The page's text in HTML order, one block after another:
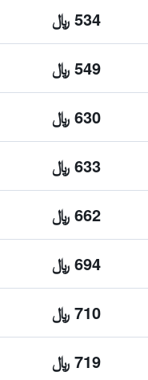
534 ﷼
549 ﷼
630 ﷼
633 ﷼
662 ﷼
694 ﷼
710 ﷼
719 ﷼